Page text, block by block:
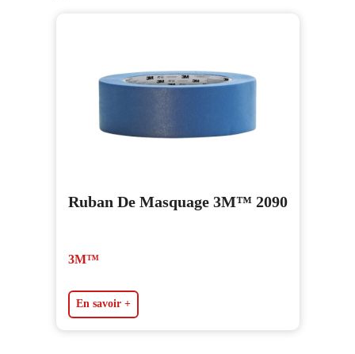
Ruban De Masquage 3M™ 2090
3M™
En savoir +